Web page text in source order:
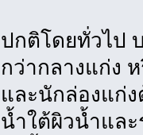
ปกติโดยทั่วไป
กว่ากลางแก่ง
และนักล่องแก่
น้ำใต้ผิวน้ำแล